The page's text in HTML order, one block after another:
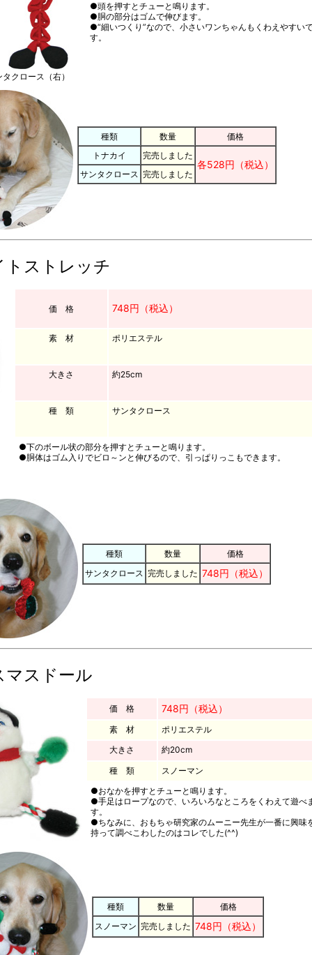
クロース（右）
●頭を押すとチューと鳴ります。
●胴の部分はゴムで伸びます。
●“細いつくり”なので、小さいワンちゃんもくわえやすい
す。
種類 数量
価格
トナカイ
完売しました
各528円（税込）
サンタクロース 完売しました
トストレッチ
価 格 748円（税込）
素 材 ポリエステル
大きさ 約25cm
種 類 サンタクロース
●下のボール状の部分を押すとチューと鳴ります。
●胴体はゴム入りでビロ～ンと伸びるので、引っぱりっこもできます。
種類 数量
価格
サンタクロース 完売しました 748円（税込）
マスドール
価 格 748円（税込）
素 材
ポリエステル
大きさ
約20cm
種 類
スノーマン
●おなかを押すとチューと鳴ります。
●手足はロープなので、いろいろなところをくわえて遊べ
す。
●ちなみに、おもちゃ研究家のムーニー先生が一番に興味
持って調べこわしたのはコレでした(^^)
種類 数量
価格
スノーマン 完売しました 748円（税込）